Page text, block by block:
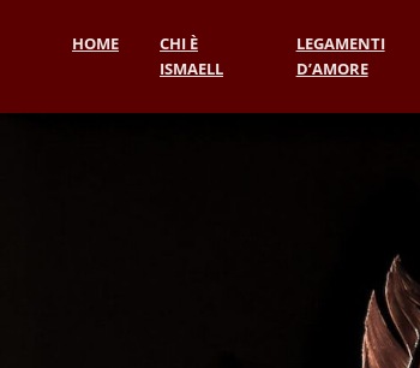
HOME
CHI È
ISMAELL
LEGAMENTI
D’AMORE